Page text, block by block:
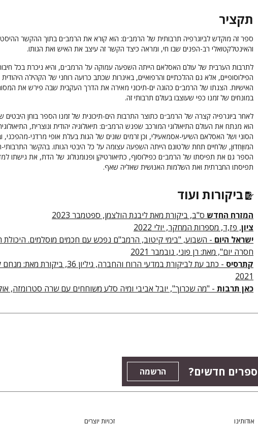
תקציר
ספר זה מוקדש לביוגרפיה תרבותית של הרמב״ם: הוא קורא את הרמב״ם בתוך ההקשר
והאינטלקטואלי רב-הפנים שבו חי, ומראה כיצד הקשר זה עיצב את האיש ואת הגותו.
לתרבות הערבית של עולם האסלאם הייתה השפעה עמוקה על הרמב״ם, והיא ניכרת בכל
הפילוסופיים, אלא גם ההלכתיים והרפואיים, באיגרות שכתב כרועה רוחני של הקהילה היהודית
האישיות. הצגתו של הרמב״ם כהוגה ים-תיכוני מאירה את הדרך העקבית שבה פירש את
במונחים של זמנו כפי שעוצבו בעולם תרבותי זה.
לאחר ביוגרפיה קצרה של הרמב״ם כתוצר התרבות הים-תיכונית של זמנו הספר בוחן היבטים
הוא מנתח את העולם התיאולוגי המורכב שפגש הרמב״ם: תיאולוגיה יהודית ונוצרית,
הסוני ושל האסלאם השיעי-אסמאעילי, וכן זרמים שונים של הגות בעלת אופי מרדני-מהפכני,
המוּוַחִדוּן, שלחיים תחת שלטונם הייתה השפעה עצומה על כל היבטי הגותו. בהקשר התרבותי-
הספר גם את תפיסתו של הרמב״ם כפילוסוף, כתיאורטיקן ופנומנולוג של הדת, את גישתו
תפיסתו החברתית ואת השלמות האנושית שאליה שאף.
ביקורות ועוד
המזרח החדש ס"ב, ביקורת מאת ליבנת הולצמן, ספטמבר 2023
ציון, פז,ד, מספרות המחקר, יולי 2022
ישראל היום - השבוע, "בימי קיטוב, הרמב"ם נפכש עם חכמים מוסלמים. היכולת
חסרה יום", מאת: רן פוני, נובמבר 2021
קתרסיס
- כתב עת לביקורת במדעי הרוח והחברה, גיליון
2021
כאן תרבות - "מה שכרוך", יובל אביבי ומיה סלע משוחחים עם שרה סטרומזה,
חדשים? הרשמה
אודותינו זכויות יוצרים